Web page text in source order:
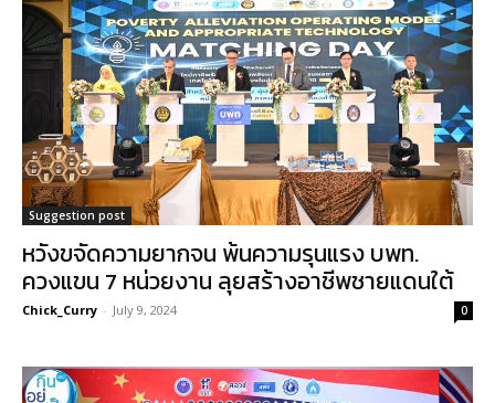
Suggestion post
หวังขจัดความยากจน พ้นความรุนแรง บพท.
ควงแขน 7 หน่วยงาน ลุยสร้างอาชีพชายแดนใต้
Chick_Curry - July 9, 2024 0